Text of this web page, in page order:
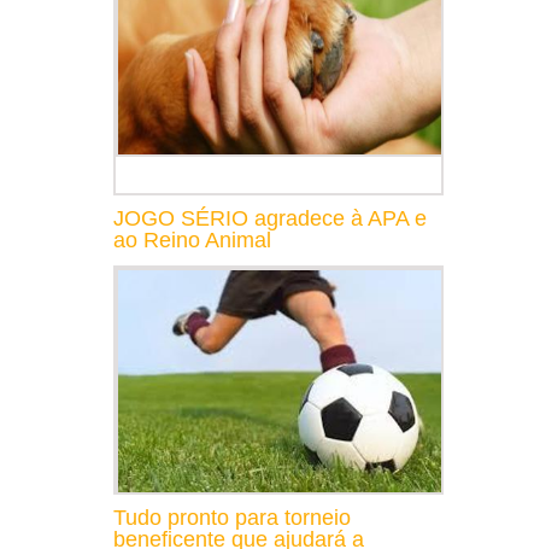
JOGO SÉRIO agradece à APA e
ao Reino Animal
Tudo pronto para torneio
beneficente que ajudará a